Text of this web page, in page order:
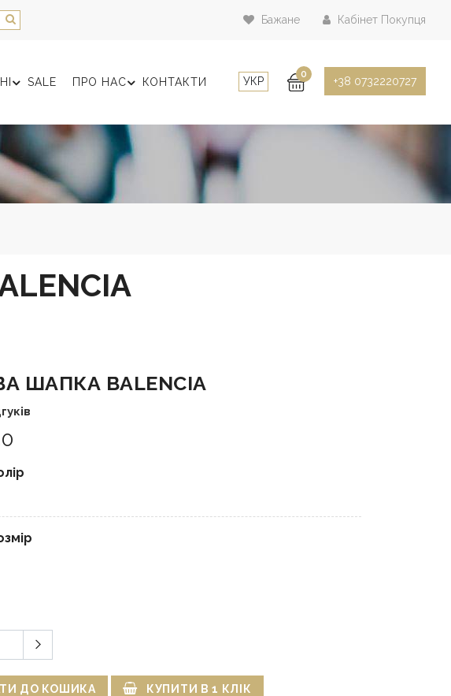
Бажане Кабінет Покупця
SALE ПРО НАС КОНТАКТИ УКР
0
+38 0732220727
ШАПКА BALENCIA
ДО КОШИКА КУПИТИ В 1 КЛІК